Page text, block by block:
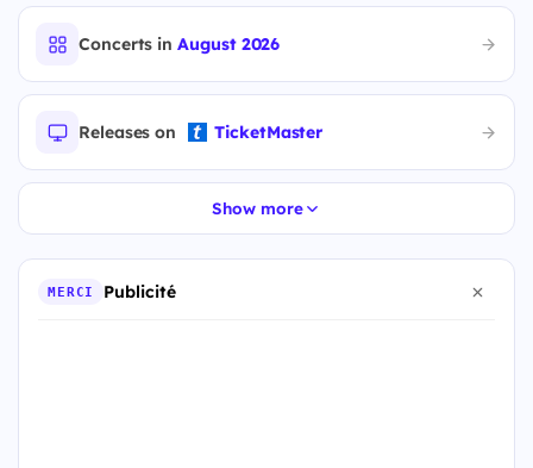
Concerts inAugust 2026
Releases on TicketMaster
Show more
MERCI Publicité